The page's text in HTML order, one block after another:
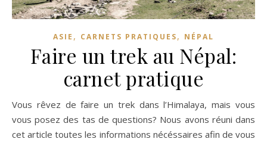
ASIE , CARNETS PRATIQUES, NÉPAL
Faire un trek au Népal:
carnet pratique
Vous rêvez de faire un trek dans l’Himalaya, mais vous
vous posez des tas de questions? Nous avons réuni dans
cet article toutes les informations nécéssaires afin de vous